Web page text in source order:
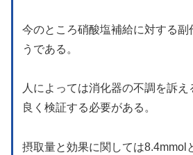
今のところ硝酸塩補給に対する副
うである。
人によっては消化器の不調を訴
良く検証する必要がある。
摂取量と効果に関しては8.4mmol